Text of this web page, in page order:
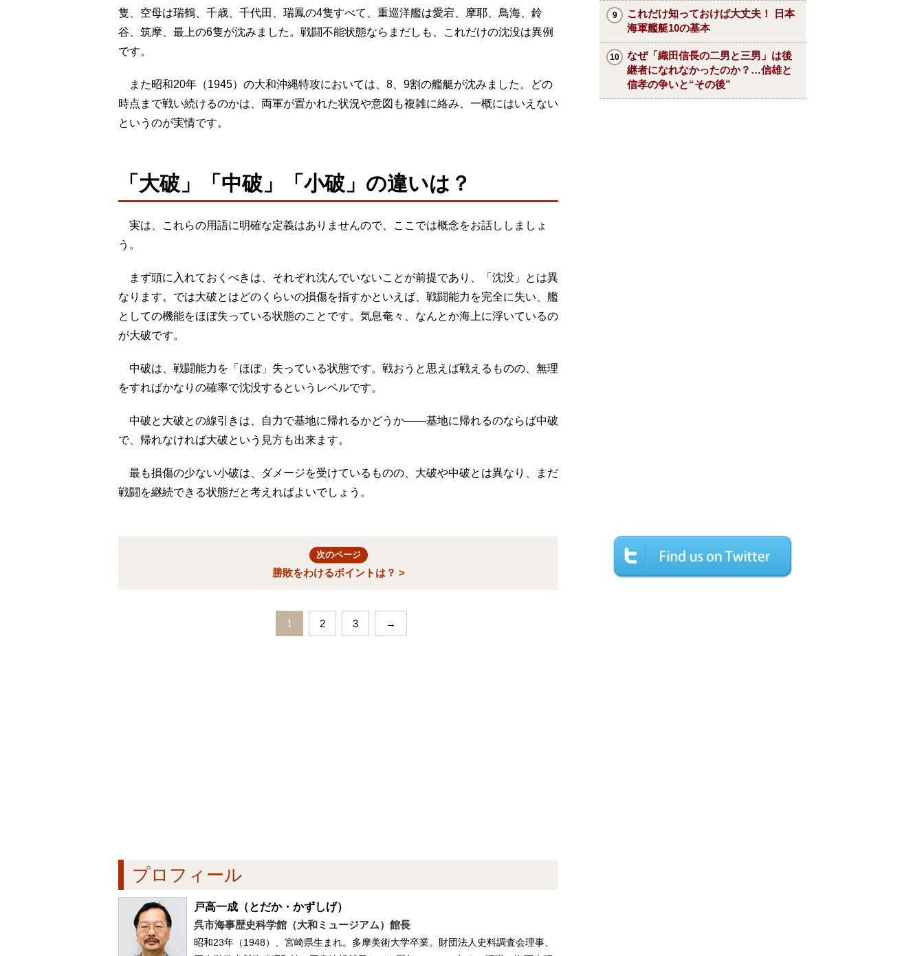
隻、空母は瑞鶴、千歳、千代田、瑞鳳の4隻すべて、重巡洋艦は愛宕、摩耶、鳥海、鈴
谷、筑摩、最上の6隻が沈みました。戦闘不能状態ならまだしも、これだけの沈没は異例
です。
また昭和20年（1945）の大和沖縄特攻においては、8、9割の艦艇が沈みました。どの
時点まで戦い続けるのかは、両軍が置かれた状況や意図も複雑に絡み、一概にはいえない
というのが実情です。
「大破」「中破」「小破」の違いは？
実は、これらの用語に明確な定義はありませんので、ここでは概念をお話ししましょ
う。
まず頭に入れておくべきは、それぞれ沈んでいないことが前提であり、「沈没」とは異
なります。では大破とはどのくらいの損傷を指すかといえば、戦闘能力を完全に失い、艦
としての機能をほぼ失っている状態のことです。気息奄々、なんとか海上に浮いているの
が大破です。
中破は、戦闘能力を「ほぼ」失っている状態です。戦おうと思えば戦えるものの、無理
をすればかなりの確率で沈没するというレベルです。
中破と大破との線引きは、自力で基地に帰れるかどうか――基地に帰れるのならば中破
で、帰れなければ大破という見方も出来ます。
最も損傷の少ない小破は、ダメージを受けているものの、大破や中破とは異なり、まだ
戦闘を継続できる状態だと考えればよいでしょう。
次のページ
勝敗をわけるポイントは？ >
1 2 3 →
プロフィール
戸高一成 （とだか・かずしげ）
呉市海事歴史科学館（大和ミュージアム）館長
昭和23年（1948）、宮崎県生まれ。多摩美術大学卒業。財団法人史料調査会理事、
これだけ知っておけば大丈夫！ 日本
海軍艦艇10の基本
なぜ「織田信長の二男と三男」は後
継者になれなかったのか？…信雄と
信孝の争いと“その後”